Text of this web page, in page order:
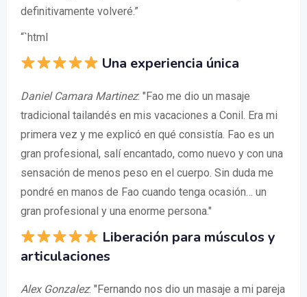
definitivamente volveré.”
“`html
Una experiencia única
Daniel Camara Martinez: "Fao me dio un masaje
tradicional tailandés en mis vacaciones a Conil. Era mi
primera vez y me explicó en qué consistía. Fao es un
gran profesional, salí encantado, como nuevo y con una
sensación de menos peso en el cuerpo. Sin duda me
pondré en manos de Fao cuando tenga ocasión… un
gran profesional y una enorme persona."
Liberación para músculos y
articulaciones
Alex Gonzalez: "Fernando nos dio un masaje a mi pareja